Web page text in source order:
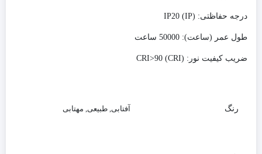
درجه حفاظتی: (IP) IP20
طول عمر (ساعت):
ضریب کیفیت نور: (CRI) CRI>90
رنگ آفتابی, طبیعی, مهتابی